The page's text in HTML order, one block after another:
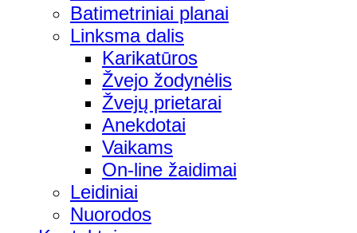
Batimetriniai planai
Linksma dalis
Karikatūros
Žvejo žodynėlis
Žvejų prietarai
Anekdotai
Vaikams
On-line žaidimai
Leidiniai
Nuorodos